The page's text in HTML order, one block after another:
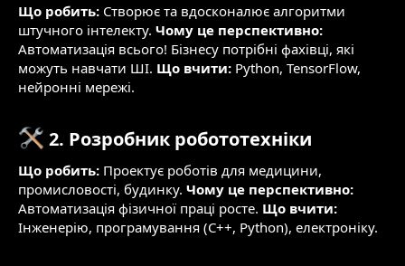
Що робить: Створює та вдосконалює алгоритми
штучного інтелекту. Чому це перспективно:
Автоматизація всього! Бізнесу потрібні фахівці, які
можуть навчати ШІ. Що вчити: Python, TensorFlow,
нейронні мережі.
2. Розробник робототехніки​
Що робить: Проектує роботів для медицини,
промисловості, будинку. Чому це перспективно:
Автоматизація фізичної праці росте. Що вчити:
Інженерію, програмування (C++, Python), електроніку.